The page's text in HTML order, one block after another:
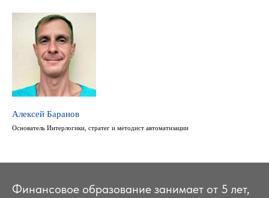
Алексей Баранов
Основатель Интерлогики, стратег и методист автоматизации
Финансовое образование занимает от 5 лет,